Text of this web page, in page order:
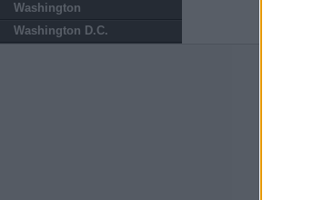
Washington
Washington D.C.